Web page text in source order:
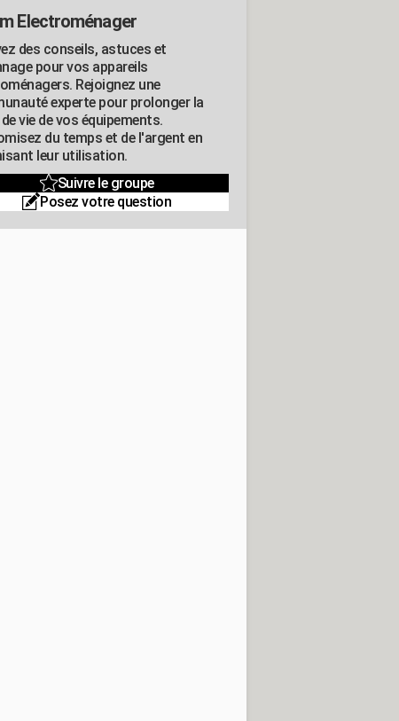
Electroménager
des conseils, astuces et
pour vos appareils
Rejoignez une
experte pour prolonger la
vie de vos équipements.
du temps et de l'argent en
leur utilisation.
Suivre le groupe
Posez votre question